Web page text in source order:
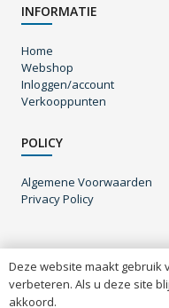
INFORMATIE
Home
Webshop
Inloggen/account
Verkooppunten
POLICY
Algemene Voorwaarden
Privacy Policy
© System123 B.V. – 2020
voorwaarden
Deze website maakt gebruik
verbeteren. Als u deze site
akkoord.